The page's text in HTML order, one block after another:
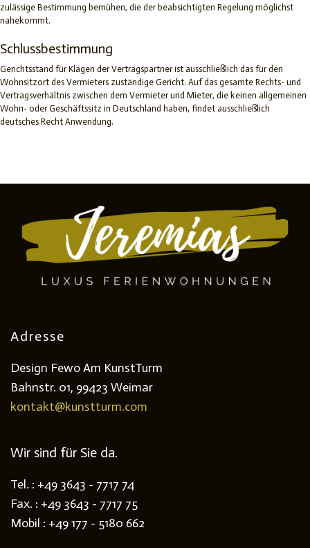
zulässige Bestimmung bemühen, die der beabsichtigten Regelung möglichst
nahekommt.
Schlussbestimmung
Gerichtsstand für Klagen der Vertragspartner ist ausschließlich das für den
Wohnsitzort des Vermieters zuständige Gericht. Auf das gesamte Rechts- und
Vertragsverhältnis zwischen dem Vermieter und Mieter, die keinen allgemeinen
Wohn- oder Geschäftssitz in Deutschland haben, findet ausschließlich
deutsches Recht Anwendung.
Adresse
Design Fewo Am KunstTurm
Bahnstr. 01, 99423 Weimar
kontakt@kunstturm.com
Wir sind für Sie da.
Tel. : +49 3643 - 7717 74
Fax. : +49 3643 - 7717 75
Mobil : +49 177 - 5180 662